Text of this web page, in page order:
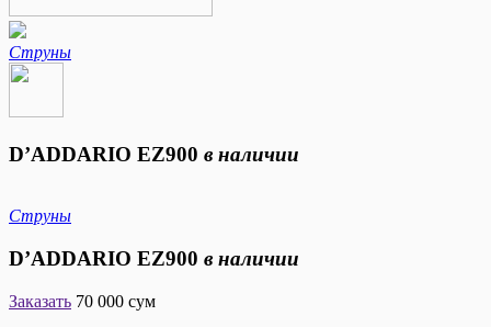
Струны
D’ADDARIO EZ900 в наличии
Струны
D’ADDARIO EZ900 в наличии
Заказать 70 000 сум